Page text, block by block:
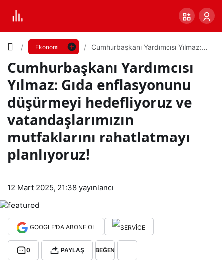
Ekonomi
Cumhurbaşkanı Yardımcısı Yılmaz:
hedefliyoruz ve vatandaşlarımızın
mutfaklarını rahatlatmayı
planlıyoruz!
Cumhurbaşkanı Yardımcısı
Yılmaz: Gıda enflasyonunu
düşürmeyi hedefliyoruz ve
vatandaşlarımızın
mutfaklarını rahatlatmayı
planlıyoruz!
12 Mart 2025, 21:38 yayınlandı
GOOGLE'DA ABONE OL
0 PAYLAŞ BEĞEN
Cu
rbaş
kanı
Yar
dım
Yazı
Boyutunu
Ayarla
Küçük 100%
Varsayılana
0